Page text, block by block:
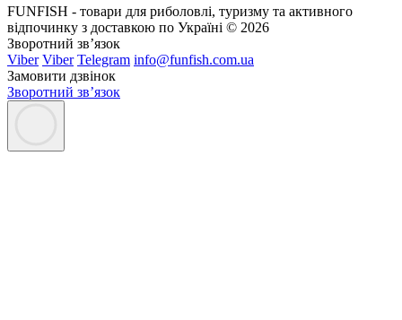
FUNFISH - товари для риболовлі, туризму та активного
відпочинку з доставкою по Україні © 2026
Зворотний зв’язок
Viber Viber Telegram info@funfish.com.ua
Замовити дзвінок
Зворотний зв’язок